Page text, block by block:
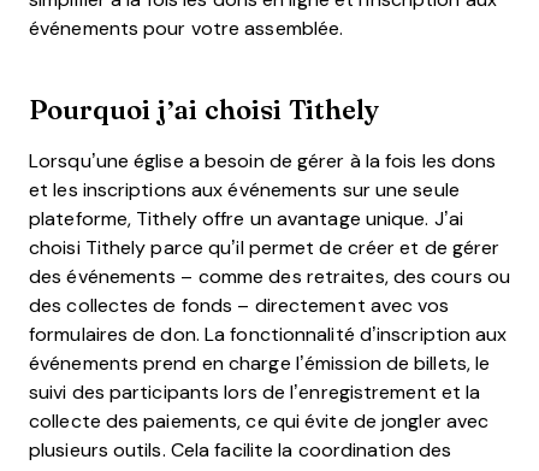
événements pour votre assemblée.
Pourquoi j’ai choisi Tithely
Lorsqu’une église a besoin de gérer à la fois les dons
et les inscriptions aux événements sur une seule
plateforme, Tithely offre un avantage unique. J’ai
choisi Tithely parce qu’il permet de créer et de gérer
des événements – comme des retraites, des cours ou
des collectes de fonds – directement avec vos
formulaires de don. La fonctionnalité d’inscription aux
événements prend en charge l’émission de billets, le
suivi des participants lors de l’enregistrement et la
collecte des paiements, ce qui évite de jongler avec
plusieurs outils. Cela facilite la coordination des